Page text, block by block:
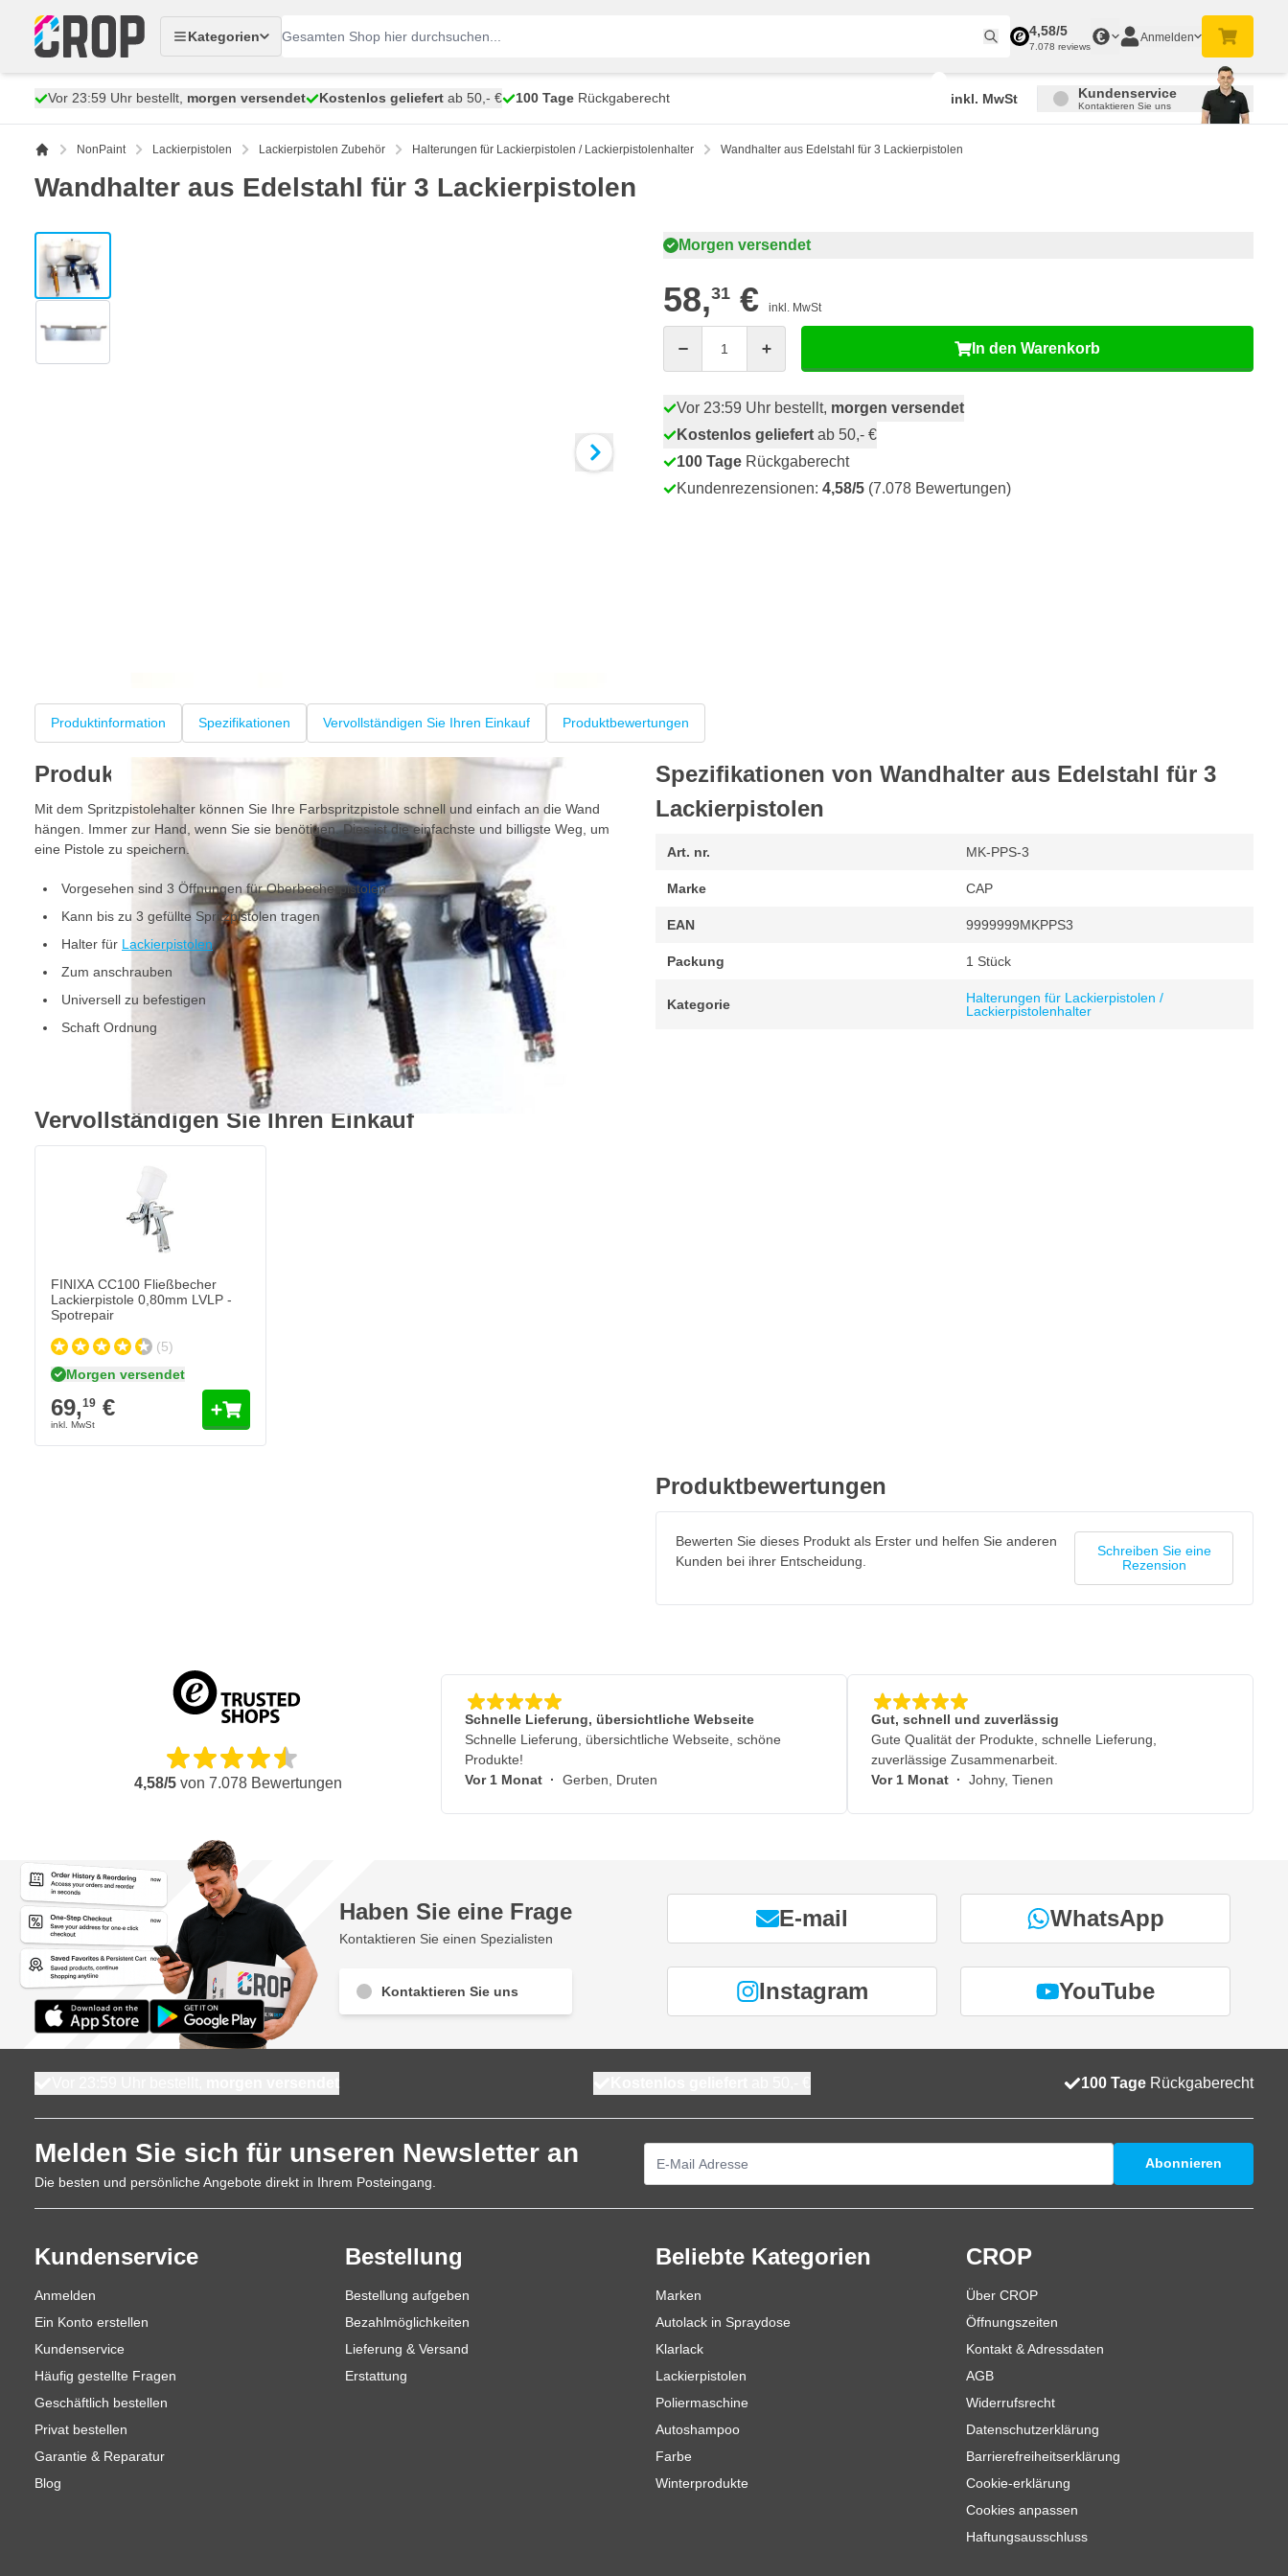
Kategorien
4,58/5
7.078 reviews
€ Anmelden
Vor 23:59 Uhr bestellt, morgen versendet Kostenlos geliefert ab 50,- € 100 Tage Rückgaberecht inkl. MwSt Kundenservice
Kontaktieren Sie uns
NonPaint Lackierpistolen Lackierpistolen Zubehör Halterungen für Lackierpistolen / Lackierpistolenhalter Wandhalter aus Edelstahl für 3 Lackierpistolen
Wandhalter aus Edelstahl für 3 Lackierpistolen
View larger image Morgen versendet
58,31 € inkl. MwSt
In den Warenkorb
Vor 23:59 Uhr bestellt, morgen versendet
Kostenlos geliefert ab 50,- €
100 Tage Rückgaberecht
Kundenrezensionen: 4,58/5 (7.078 Bewertungen)
Produktinformation Spezifikationen Vervollständigen Sie Ihren Einkauf Produktbewertungen
Produktinformation
Mit dem Spritzpistolehalter können Sie Ihre Farbspritzpistole schnell und einfach an die Wand
hängen. Immer zur Hand, wenn Sie sie benötigen. Dies ist die einfachste und billigste Weg, um
eine Pistole zu speichern.
Vorgesehen sind 3 Öffnungen für Oberbecherpistolen
Kann bis zu 3 gefüllte Spritzpistolen tragen
Halter für Lackierpistolen.
Zum anschrauben
Universell zu befestigen
Schaft Ordnung
Spezifikationen von Wandhalter aus Edelstahl für 3
Lackierpistolen
Art. nr. MK-PPS-3
Marke CAP
EAN 9999999MKPPS3
Packung 1 Stück
Kategorie
Halterungen für Lackierpistolen /
Lackierpistolenhalter
Vervollständigen Sie Ihren Einkauf
FINIXA CC100 Fließbecher
Lackierpistole 0,80mm LVLP -
Spotrepair
(5)
Morgen versendet
69,19 €
Produktbewertungen
Bewerten Sie dieses Produkt als Erster und helfen Sie anderen
Kunden bei ihrer Entscheidung.
Schreiben Sie eine
Rezension
4,58/5von 7.078Bewertungen
Schnelle Lieferung, übersichtliche Webseite
Schnelle Lieferung, übersichtliche Webseite, schöne
Produkte!
Vor 1 Monat · Gerben, Druten
Gut, schnell und zuverlässig
Gute Qualität der Produkte, schnelle Lieferung,
zuverlässige Zusammenarbeit.
Vor 1 Monat · Johny, Tienen
Haben Sie eine Frage
Kontaktieren Sie einen Spezialisten
Kontaktieren Sie uns
E-mail WhatsApp
Instagram YouTube
100 Tage Rückgaberecht
Melden Sie sich für unseren Newsletter an
Die besten und persönliche Angebote direkt in Ihrem Posteingang.
Abonnieren
Kundenservice
Anmelden
Ein Konto erstellen
Kundenservice
Häufig gestellte Fragen
Geschäftlich bestellen
Privat bestellen
Garantie & Reparatur
Blog
Bestellung
Bestellung aufgeben
Bezahlmöglichkeiten
Lieferung & Versand
Erstattung
Beliebte Kategorien
Marken
Autolack in Spraydose
Klarlack
Lackierpistolen
Poliermaschine
Autoshampoo
Farbe
Winterprodukte
CROP
Über CROP
Öffnungszeiten
Kontakt & Adressdaten
AGB
Widerrufsrecht
Datenschutzerklärung
Barrierefreiheitserklärung
Cookie-erklärung
Cookies anpassen
Haftungsausschluss